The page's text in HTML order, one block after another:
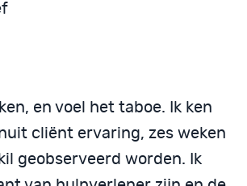
en voel het taboe. Ik ken
cliënt ervaring, zes weken
geobserveerd worden. Ik